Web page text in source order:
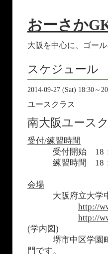
おーさか
大阪を中心に、ゴー
スケジュール
2014-09-27 (Sat) 18:30～
ユースクラス
南大阪ユース
受付/練習時間
受付開始 18
練習時間 18：
会場
大阪府立大学中
http://
http://
(学内図)
堺市中区学園町
門です。